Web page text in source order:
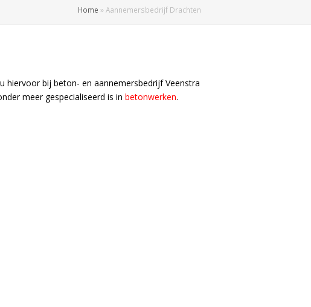
Home » Aannemersbedrijf Drachten
hiervoor bij beton- en aannemersbedrijf Veenstra
meer gespecialiseerd is in betonwerken.